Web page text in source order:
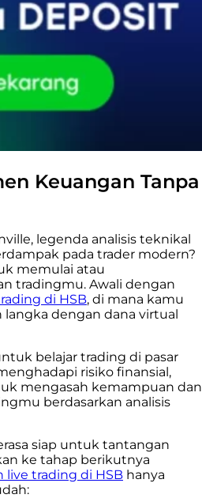
Keuangan Tanpa
legenda analisis teknikal
pada trader modern?
memulai atau
tradingmu. Awali dengan
di HSB, di mana kamu
dengan dana virtual
belajar trading di pasar
risiko finansial,
mengasah kemampuan dan
berdasarkan analisis
siap untuk tantangan
ke tahap berikutnya
live trading di HSB hanya